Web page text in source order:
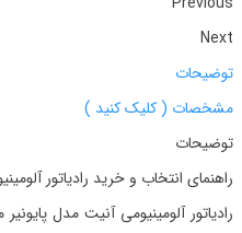
Next
توضیحات
مشخصات ( کلیک کنید )
توضیحات
راهنمای انتخاب و خرید رادیاتور آلومینیومی 17,14.11,7 پره آنیت مدل
رادیاتور آلومینیومی آنیت مدل